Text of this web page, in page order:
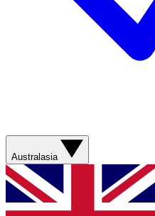
Australasia